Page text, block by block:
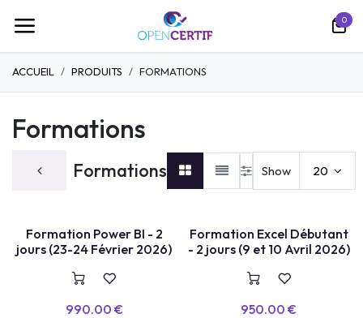
0
ACCUEIL PRODUITS FORMATIONS
Formations
Formations Show 20
PLACES LIMITÉES
FORMATION
Formation Power BI - 2
jours (23-24 Février 2026)
990.00 € PLACES LIMITÉES
FORMATION
Formation Excel Débutant
- 2 jours (9 et 10 Avril 2026)
950.00 €